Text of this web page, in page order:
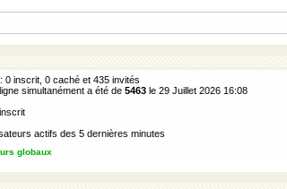
0 inscrit, 0 caché et 435 invités
simultanément a été de 5463 le 29 Juillet 2026 16:08
actifs des 5 dernières minutes
globaux